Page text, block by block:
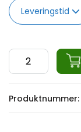
Leveringstid
ata
Competition
20KG
Produktnummer: